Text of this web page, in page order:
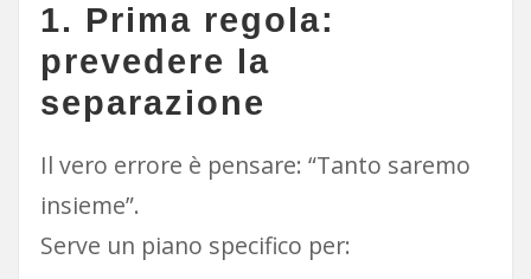
1. Prima regola:
prevedere la
separazione
Il vero errore è pensare: “Tanto saremo
insieme”.
Serve un piano specifico per: